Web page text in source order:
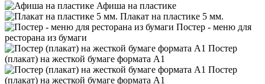
Афиша на пластике
Плакат на пластике 5 мм.
Постер - меню для
ресторана из бумаги
Постер
(плакат) на жесткой бумаге формата А1
Постер
(плакат) на жесткой бумаге формата А1